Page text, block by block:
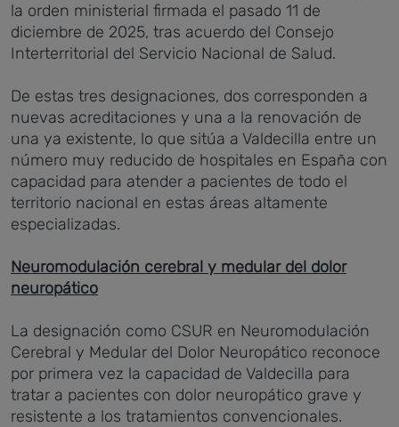
la orden ministerial firmada el pasado 11 de
diciembre de 2025, tras acuerdo del Consejo
Interterritorial del Servicio Nacional de Salud.
De estas tres designaciones, dos corresponden a
nuevas acreditaciones y una a la renovación de
una ya existente, lo que sitúa a Valdecilla entre un
número muy reducido de hospitales en España con
capacidad para atender a pacientes de todo el
territorio nacional en estas áreas altamente
especializadas.
Neuromodulación cerebral y medular del dolor
neuropático
La designación como CSUR en Neuromodulación
Cerebral y Medular del Dolor Neuropático reconoce
por primera vez la capacidad de Valdecilla para
tratar a pacientes con dolor neuropático grave y
resistente a los tratamientos convencionales.